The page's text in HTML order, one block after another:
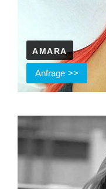
AMARA
Anfrage